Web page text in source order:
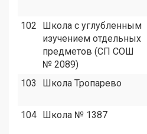
102
Школа с углубленным
изучением отдельных
предметов (СП СОШ
№ 2089)
103 Школа Тропарево
104 Школа № 1387